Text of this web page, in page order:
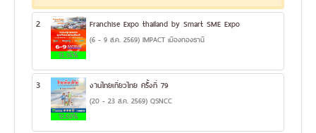
2
13.36%
Franchise Expo thailand by Smart SME Expo
(6 - 9 ส.ค. 2569) IMPACT เมืองทองธานี
3
12.69%
งานไทยเที่ยวไทย ครั้งที่ 79
(20 - 23 ส.ค. 2569) QSNCC